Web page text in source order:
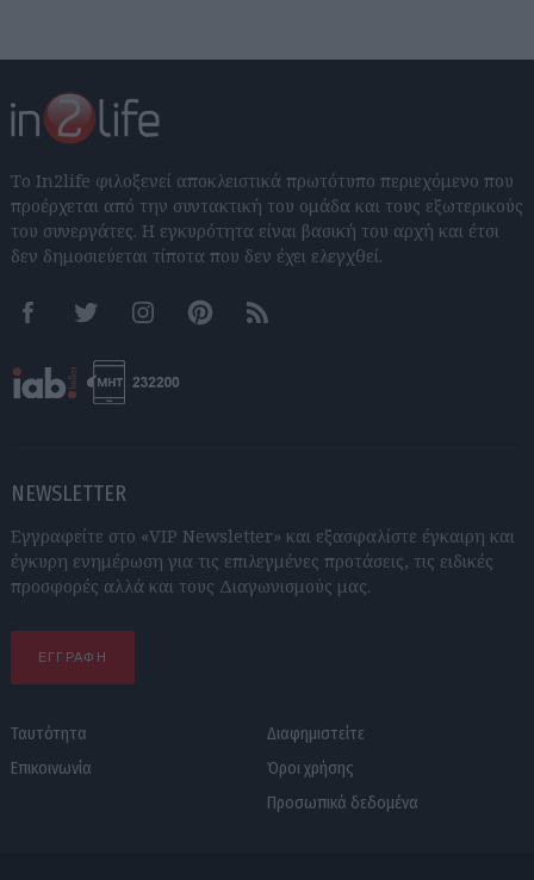
Το In2life φιλοξενεί αποκλειστικά πρωτότυπο περιεχόμενο που
προέρχεται από την συντακτική του ομάδα και τους εξωτερικούς
του συνεργάτες. Η εγκυρότητα είναι βασική του αρχή και έτσι
δεν δημοσιεύεται τίποτα που δεν έχει ελεγχθεί.
FacebookTwitter InstagramPinterestRSS feeds
NEWSLETTER
Εγγραφείτε στο «VIP Newsletter» και εξασφαλίστε έγκαιρη και
έγκυρη ενημέρωση για τις επιλεγμένες προτάσεις, τις ειδικές
προσφορές αλλά και τους Διαγωνισμούς μας.
ΕΓΓΡΑΦΗ
Ταυτότητα
Επικοινωνία
Διαφημιστείτε
Όροι χρήσης
Προσωπικά δεδομένα